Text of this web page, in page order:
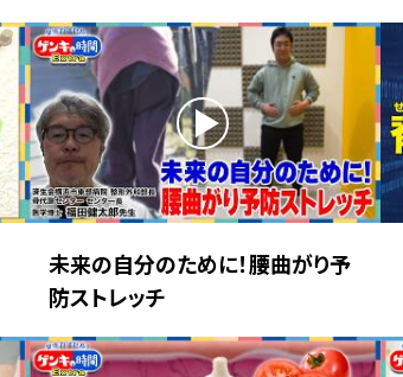
未来の自分のために！腰曲がり予
防ストレッチ